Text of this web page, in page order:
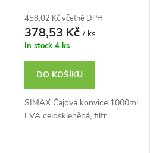
458,02 Kč včetně DPH
378,53 Kč/ ks
In stock 4 ks
DO KOŠÍKU
SIMAX Čajová konvice 1000ml
EVA celoskleněná, filtr